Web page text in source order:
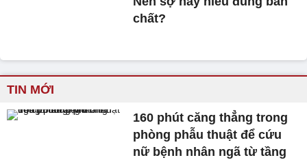
chất?
TIN MỚI
160 phút căng thẳng trong
phòng phẫu thuật để cứu
nữ bệnh nhân ngã từ tầng